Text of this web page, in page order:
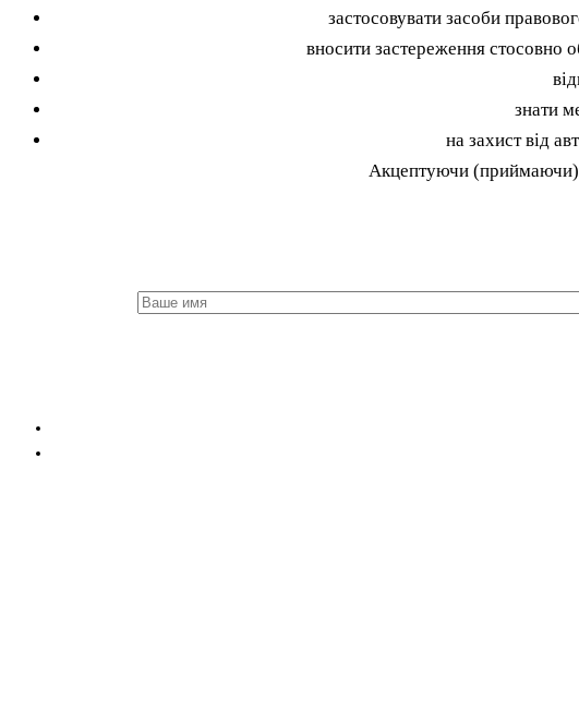
застосовувати засоби
вносити застереження стосовно
знати
на захист від
Акцептуючи (приймаючи)